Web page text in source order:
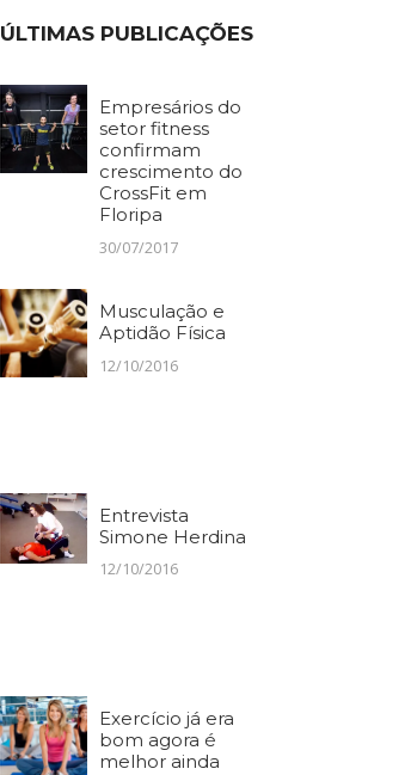
ÚLTIMAS PUBLICAÇÕES
Empresários do
setor fitness
confirmam
crescimento do
CrossFit em
Floripa
30/07/2017
Musculação e
Aptidão Física
12/10/2016
Entrevista
Simone Herdina
12/10/2016
Exercício já era
bom agora é
melhor ainda